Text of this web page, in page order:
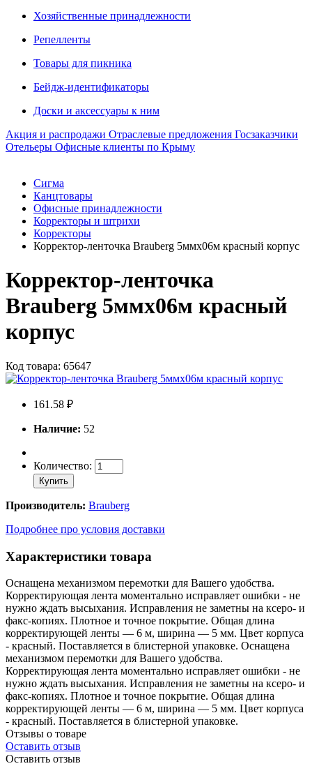
Хозяйственные принадлежности
Репелленты
Товары для пикника
Бейдж-идентификаторы
Доски и аксессуары к ним
Акция и распродажи Отраслевые предложения Госзаказчики
Отельеры Офисные клиенты по Крыму
Сигма
Канцтовары
Офисные принадлежности
Корректоры и штрихи
Корректоры
Корректор-ленточка Brauberg 5ммх06м красный корпус
Корректор-ленточка
Brauberg 5ммх06м красный
корпус
Код товара: 65647
161.58 ₽
Наличие: 52
Количество:
Купить
Производитель: Brauberg
Подробнее про условия доставки
Характеристики товара
Оснащена механизмом перемотки для Вашего удобства.
Корректирующая лента моментально исправляет ошибки - не
нужно ждать высыхания. Исправления не заметны на ксеро- и
факс-копиях. Плотное и точное покрытие. Общая длина
корректирующей ленты — 6 м, ширина — 5 мм. Цвет корпуса
- красный. Поставляется в блистерной упаковке. Оснащена
механизмом перемотки для Вашего удобства.
Корректирующая лента моментально исправляет ошибки - не
нужно ждать высыхания. Исправления не заметны на ксеро- и
факс-копиях. Плотное и точное покрытие. Общая длина
корректирующей ленты — 6 м, ширина — 5 мм. Цвет корпуса
- красный. Поставляется в блистерной упаковке.
Отзывы о товаре
Оставить отзыв
Оставить отзыв